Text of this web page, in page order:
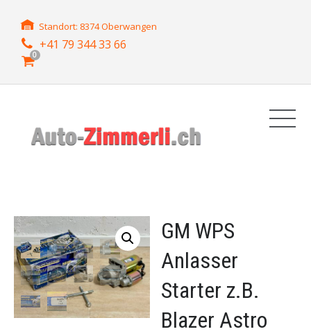
Standort: 8374 Oberwangen
+41 79 344 33 66
0
GM WPS
Anlasser
Starter z.B.
Blazer Astro